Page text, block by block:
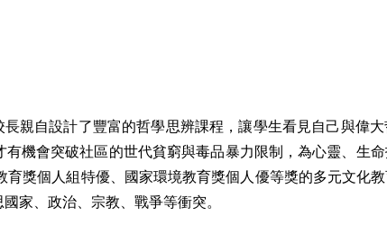
親自設計了豐富的哲學思辨課程，讓學生看見自己與偉
機會突破社區的世代貧窮與毒品暴力限制，為心靈、生
獎個人組特優、國家環境教育獎個人優等獎的多元文化
家、政治、宗教、戰爭等衝突。